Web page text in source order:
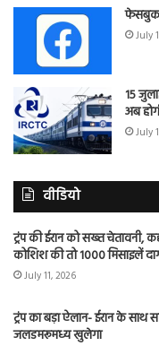
फेसबुक
July
15
अब
July
वीडियो
ट्रंप की ईरान को सख्त चेतावनी,
कोशिश की तो 1000 मिसाइलें
July 11, 2026
ट्रंप का बड़ा ऐलान- ईरान के
जलडमरूमध्य खुलेगा